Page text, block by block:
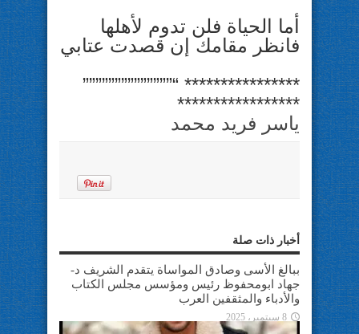
أما الحياة فلن تدوم لأهلها
فانظر مقامك إن قصدت عتابي
**************** “””””””””””””””
*****************
ياسر فريد محمد
أخبار ذات صلة
ببالغ الأسى وصادق المواساة يتقدم الشريف د-
جهاد ابومحفوظ رئيس ومؤسس مجلس الكتاب
والأدباء والمثقفين العرب
8 سبتمبر، 2025